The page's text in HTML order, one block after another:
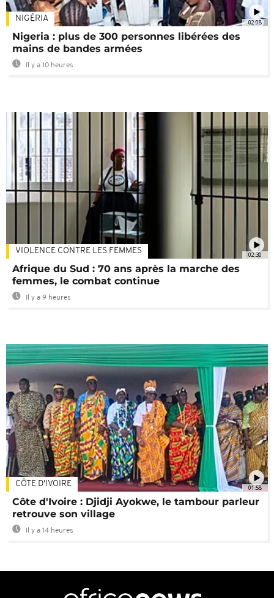
02:08
NIGÉRIA
Nigeria : plus de 300 personnes libérées des
mains de bandes armées
Il y a 10 heures
02:30
VIOLENCE CONTRE LES FEMMES
Afrique du Sud : 70 ans après la marche des
femmes, le combat continue
Il y a 9 heures
01:58
CÔTE D'IVOIRE
Côte d'Ivoire : Djidji Ayokwe, le tambour parleur
retrouve son village
Il y a 14 heures